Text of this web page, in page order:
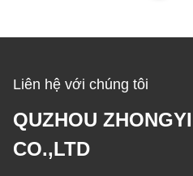
Liên hệ với chúng tôi
QUZHOU
CO.,LTD